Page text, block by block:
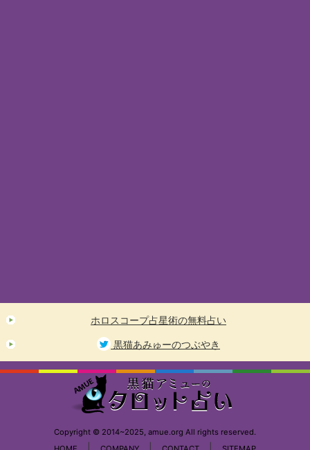
ホロスコープ占星術の無料占い
黒猫あみゅーのつぶやき
Copyright © 2014~2025, amue.org All rights reserved.